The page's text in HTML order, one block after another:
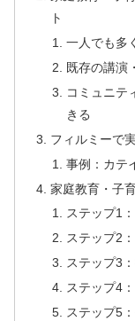
ト
一人でも多
既存の講演
コミュニテ
きる
フィルミーで
事例：カテ
家庭教育・子
ステップ1
ステップ2
ステップ3
ステップ4
ステップ5